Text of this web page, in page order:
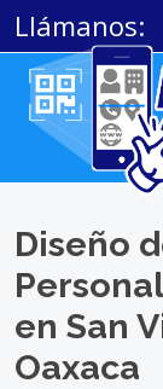
Llámanos:
Diseño
en San
Oaxaca